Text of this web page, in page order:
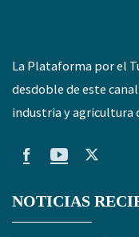
La Plataforma por el
desdoble de este
industria y agricultura
NOTICIAS